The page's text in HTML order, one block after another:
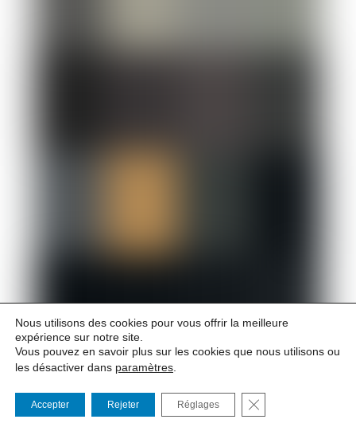
26 Mar 2027 à 20h00 – 27 Mar 2027 à 20h00
Nous utilisons des cookies pour vous offrir la meilleure
expérience sur notre site.
Vous pouvez en savoir plus sur les cookies que nous utilisons ou
les désactiver dans paramètres
Accepter Rejeter Réglages FERMER LA